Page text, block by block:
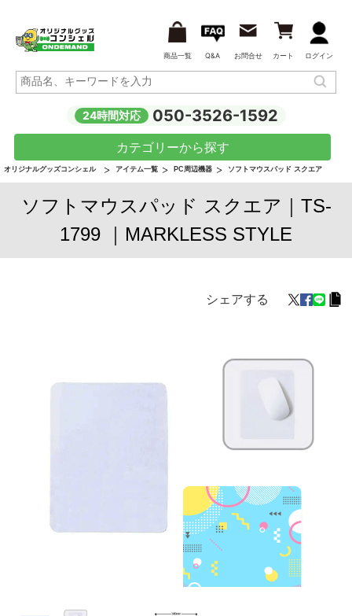
商品一覧 Q&A お問合せ カート ログイン
24時間対応 050-3526-1592
カテゴリーから探す
オリジナルグッズコンシェル アイテム一覧 PC周辺機器 ソフトマウスパッド スクエア
ソフトマウスパッド スクエア｜TS-
1799 ｜MARKLESS STYLE
シェアする